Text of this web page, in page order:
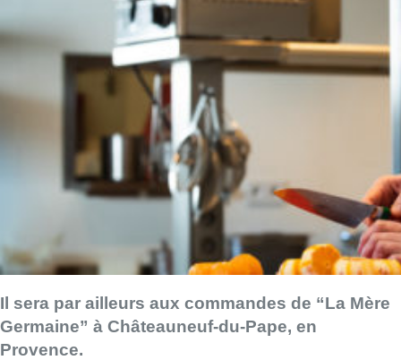
Il sera par ailleurs aux commandes de “La Mère
Germaine” à Châteauneuf-du-Pape, en
Provence.